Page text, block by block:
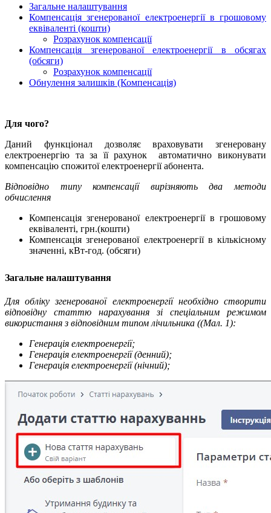
Загальне налаштування
Компенсація згенерованої електроенергії в грошовому
еквіваленті (кошти)
Розрахунок компенсації
Компенсація згенерованої електроенергії в обсягах
(обсяги)
Розрахунок компенсації
Обнулення залишків (Компенсація)
Для чого?
Даний функціонал дозволяє враховувати згенеровану
електроенергію та за її рахунок автоматично виконувати
компенсацію спожитої електроенергії абонента.
Відповідно типу компенсації вирізняють два методи
обчислення
Компенсація згенерованої електроенергії в грошовому
еквіваленті, грн.(кошти)
Компенсація згенерованої електроенергії в кількісному
значенні, кВт-год. (обсяги)
Загальне налаштування
Для обліку згенерованої електроенергії необхідно створити
відповідну статтю нарахування зі спеціальним режимом
використання з відповідним типом лічильника ((Мал. 1):
Генерація електроенергії;
Генерація електроенергії (денний);
Генерація електроенергії (нічний);